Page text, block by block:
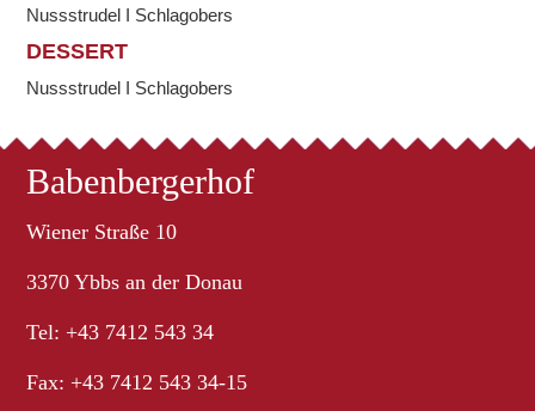
Nussstrudel I Schlagobers
DESSERT
Nussstrudel I Schlagobers
Babenbergerhof
Wiener Straße 10
3370 Ybbs an der Donau
Tel: +43 7412 543 34
Fax: +43 7412 543 34-15